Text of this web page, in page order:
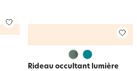
Rideau occultant lumière